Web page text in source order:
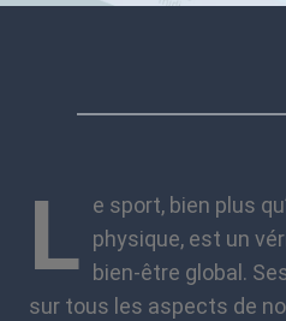
L e sport, bien plus
physique, est un
bien-être global.
sur tous les aspects de